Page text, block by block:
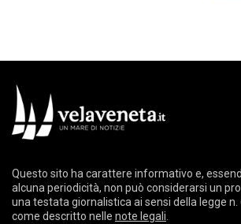
Questo sito ha carattere informativo e,
alcuna periodicità, non può considerarsi un
una testata giornalistica ai sensi della legge
come descritto nelle note legali